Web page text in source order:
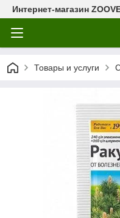
Интернет-магазин
Товары и услуги